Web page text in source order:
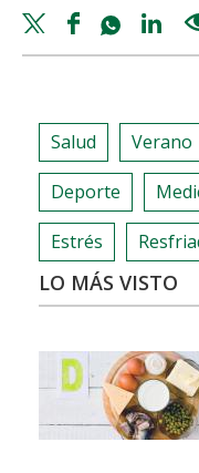
LA
SALUD
Twitter
share
Facebook
shareshare
Salud Verano
Deporte
Estrés
LO MÁS VISTO